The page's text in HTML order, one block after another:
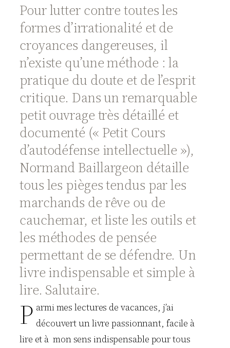
Pour lutter contre toutes les
formes d’irrationalité et de
croyances dangereuses, il
n’existe qu’une méthode : la
pratique du doute et de l’esprit
critique. Dans un remarquable
petit ouvrage très détaillé et
documenté (« Petit Cours
d’autodéfense intellectuelle »),
Normand Baillargeon détaille
tous les pièges tendus par les
marchands de rêve ou de
cauchemar, et liste les outils et
les méthodes de pensée
permettant de se défendre. Un
livre indispensable et simple à
lire. Salutaire.
P armi mes lectures de vacances, j’ai
découvert un livre passionnant, facile à
lire et à mon sens indispensable pour tous